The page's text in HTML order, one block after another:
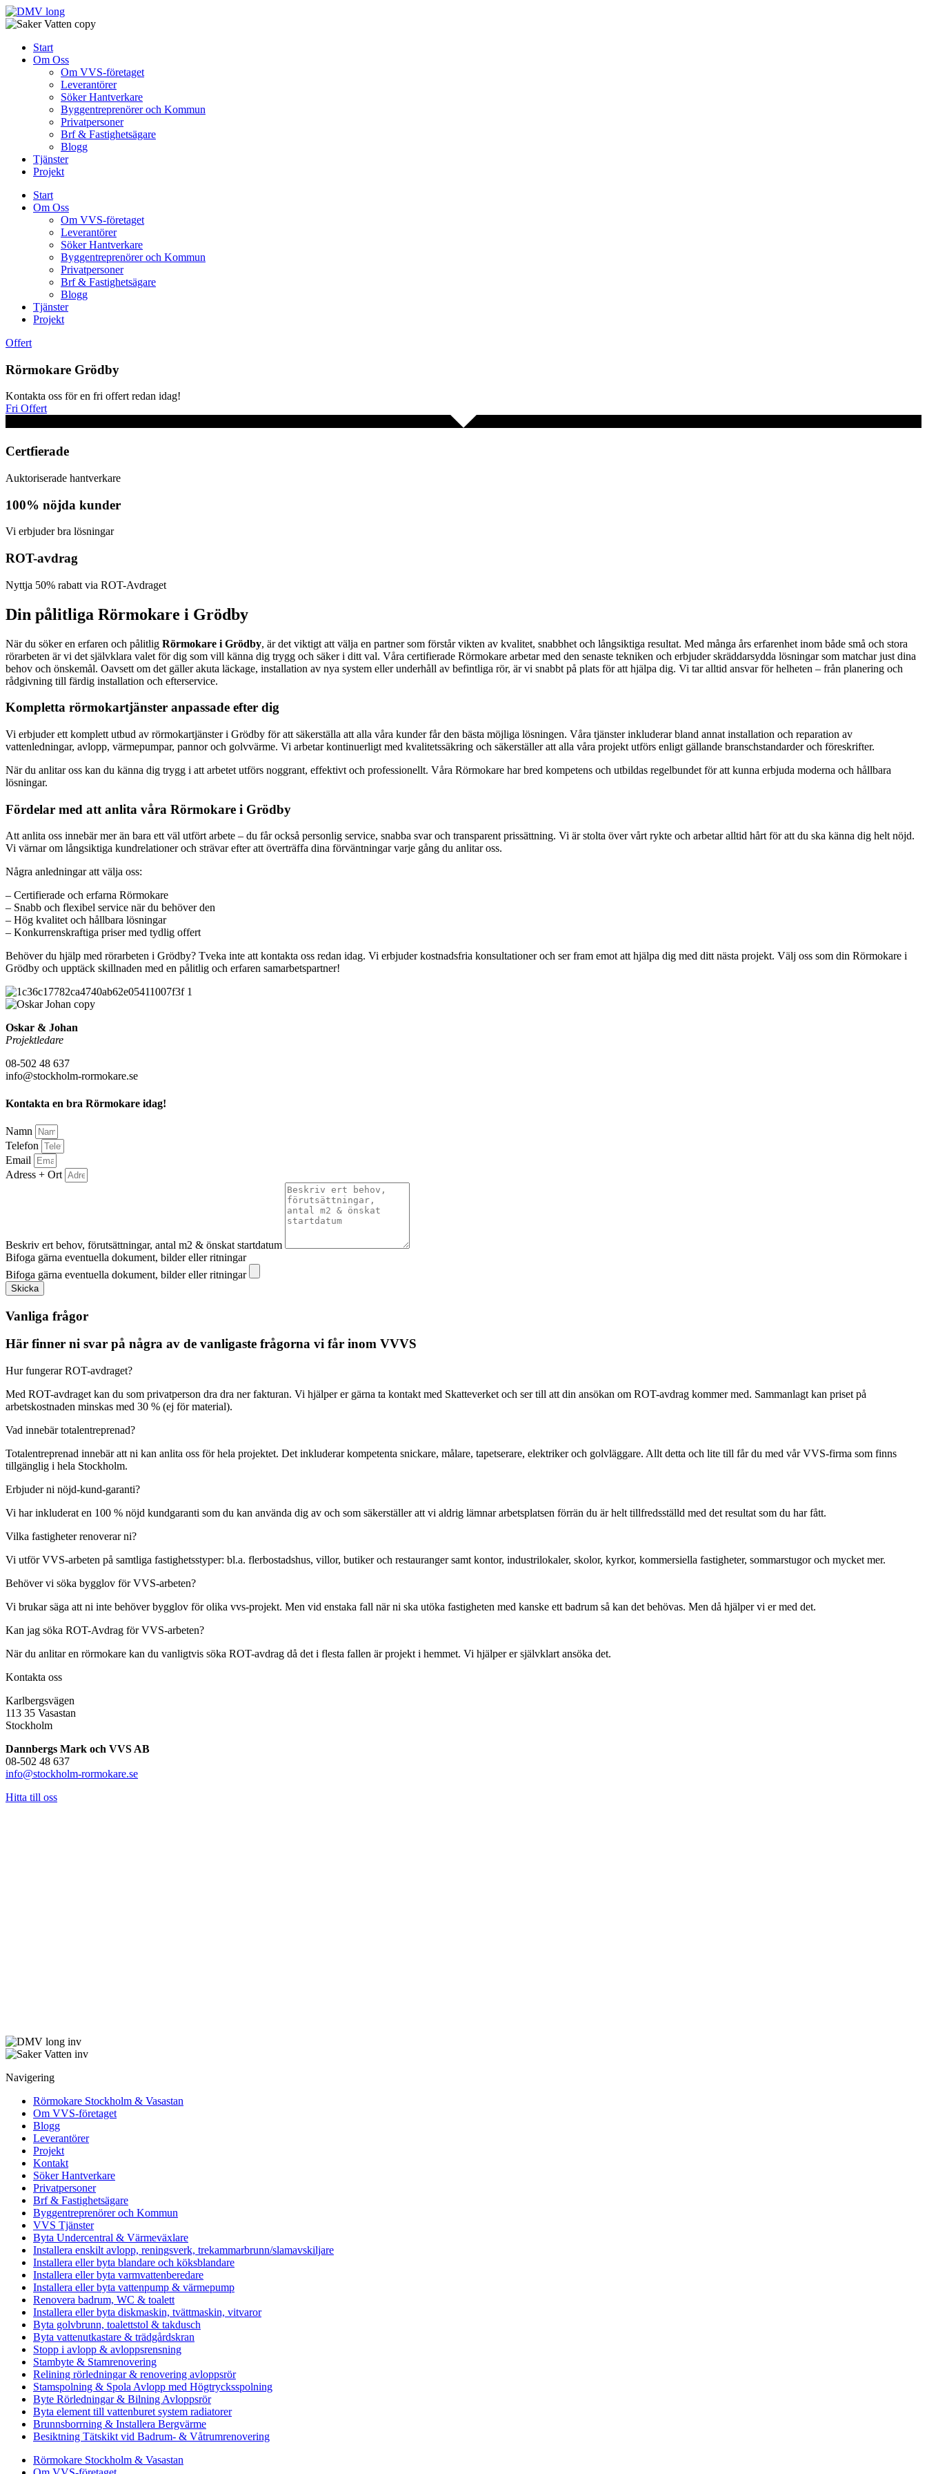
Skip
to
Start
Om Oss
Om VVS-företaget
Leverantörer
Söker Hantverkare
Byggentreprenörer och Kommun
Privatpersoner
Brf & Fastighetsägare
Blogg
Tjänster
Projekt
Start
Om Oss
Om VVS-företaget
Leverantörer
Söker Hantverkare
Byggentreprenörer och Kommun
Privatpersoner
Brf & Fastighetsägare
Blogg
Tjänster
Projekt
Offert
Rörmokare Grödby
Kontakta oss för en fri offert redan idag!
Fri Offert
Certfierade
Auktoriserade hantverkare
100% nöjda kunder
Vi erbjuder bra lösningar
ROT-avdrag
Nyttja 50% rabatt via ROT-Avdraget
Din pålitliga Rörmokare i Grödby
När du söker en erfaren och pålitlig Rörmokare i Grödby, är det viktigt att välja en partner som förstår vikten av kvalitet, snabbhet och långsiktiga resultat. Med många års erfarenhet inom både små och stora
rörarbeten är vi det självklara valet för dig som vill känna dig trygg och säker i ditt val. Våra certifierade Rörmokare arbetar med den senaste tekniken och erbjuder skräddarsydda lösningar som matchar just dina
behov och önskemål. Oavsett om det gäller akuta läckage, installation av nya system eller underhåll av befintliga rör, är vi snabbt på plats för att hjälpa dig. Vi tar alltid ansvar för helheten – från planering och
rådgivning till färdig installation och efterservice.
Kompletta rörmokartjänster anpassade efter dig
Vi erbjuder ett komplett utbud av rörmokartjänster i Grödby för att säkerställa att alla våra kunder får den bästa möjliga lösningen. Våra tjänster inkluderar bland annat installation och reparation av
vattenledningar, avlopp, värmepumpar, pannor och golvvärme. Vi arbetar kontinuerligt med kvalitetssäkring och säkerställer att alla våra projekt utförs enligt gällande branschstandarder och föreskrifter.
När du anlitar oss kan du känna dig trygg i att arbetet utförs noggrant, effektivt och professionellt. Våra Rörmokare har bred kompetens och utbildas regelbundet för att kunna erbjuda moderna och hållbara
lösningar.
Fördelar med att anlita våra Rörmokare i Grödby
Att anlita oss innebär mer än bara ett väl utfört arbete – du får också personlig service, snabba svar och transparent prissättning. Vi är stolta över vårt rykte och arbetar alltid hårt för att du ska känna dig helt nöjd.
Vi värnar om långsiktiga kundrelationer och strävar efter att överträffa dina förväntningar varje gång du anlitar oss.
Några anledningar att välja oss:
– Certifierade och erfarna Rörmokare
– Snabb och flexibel service när du behöver den
– Hög kvalitet och hållbara lösningar
– Konkurrenskraftiga priser med tydlig offert
Behöver du hjälp med rörarbeten i Grödby? Tveka inte att kontakta oss redan idag. Vi erbjuder kostnadsfria konsultationer och ser fram emot att hjälpa dig med ditt nästa projekt. Välj oss som din Rörmokare i
Grödby och upptäck skillnaden med en pålitlig och erfaren samarbetspartner!
Oskar & Johan
Projektledare
08-502 48 637
info@stockholm-rormokare.se
Kontakta en bra Rörmokare idag!
Namn
Telefon
Email
Adress + Ort
Beskriv ert behov, förutsättningar, antal m2 & önskat startdatum
Bifoga gärna eventuella dokument, bilder eller ritningar
Bifoga gärna eventuella dokument, bilder eller ritningar
Skicka
Vanliga frågor
Här finner ni svar på några av de vanligaste frågorna vi får inom VVVS
Hur fungerar ROT-avdraget?
Med ROT-avdraget kan du som privatperson dra dra ner fakturan. Vi hjälper er gärna ta kontakt med Skatteverket och ser till att din ansökan om ROT-avdrag kommer med. Sammanlagt kan priset på
arbetskostnaden minskas med 30 % (ej för material).
Vad innebär totalentreprenad?
Totalentreprenad innebär att ni kan anlita oss för hela projektet. Det inkluderar kompetenta snickare, målare, tapetserare, elektriker och golvläggare. Allt detta och lite till får du med vår VVS-firma som finns
tillgänglig i hela Stockholm.
Erbjuder ni nöjd-kund-garanti?
Vi har inkluderat en 100 % nöjd kundgaranti som du kan använda dig av och som säkerställer att vi aldrig lämnar arbetsplatsen förrän du är helt tillfredsställd med det resultat som du har fått.
Vilka fastigheter renoverar ni?
Vi utför VVS-arbeten på samtliga fastighetsstyper: bl.a. flerbostadshus, villor, butiker och restauranger samt kontor, industrilokaler, skolor, kyrkor, kommersiella fastigheter, sommarstugor och mycket mer.
Behöver vi söka bygglov för VVS-arbeten?
Vi brukar säga att ni inte behöver bygglov för olika vvs-projekt. Men vid enstaka fall när ni ska utöka fastigheten med kanske ett badrum så kan det behövas. Men då hjälper vi er med det.
Kan jag söka ROT-Avdrag för VVS-arbeten?
När du anlitar en rörmokare kan du vanligtvis söka ROT-avdrag då det i flesta fallen är projekt i hemmet. Vi hjälper er självklart ansöka det.
Kontakta oss
Karlbergsvägen
113 35 Vasastan
Stockholm
Dannbergs Mark och VVS AB
08-502 48 637
info@stockholm-rormokare.se
Hitta till oss
Navigering
Rörmokare Stockholm & Vasastan
Om VVS-företaget
Blogg
Leverantörer
Projekt
Kontakt
Söker Hantverkare
Privatpersoner
Brf & Fastighetsägare
Byggentreprenörer och Kommun
VVS Tjänster
Byta Undercentral & Värmeväxlare
Installera enskilt avlopp, reningsverk, trekammarbrunn/slamavskiljare
Installera eller byta blandare och köksblandare
Installera eller byta varmvattenberedare
Installera eller byta vattenpump & värmepump
Renovera badrum, WC & toalett
Installera eller byta diskmaskin, tvättmaskin, vitvaror
Byta golvbrunn, toalettstol & takdusch
Byta vattenutkastare & trädgårdskran
Stopp i avlopp & avloppsrensning
Stambyte & Stamrenovering
Relining rörledningar & renovering avloppsrör
Stamspolning & Spola Avlopp med Högtrycksspolning
Byte Rörledningar & Bilning Avloppsrör
Byta element till vattenburet system radiatorer
Brunnsborrning & Installera Bergvärme
Besiktning Tätskikt vid Badrum- & Våtrumrenovering
Rörmokare Stockholm & Vasastan